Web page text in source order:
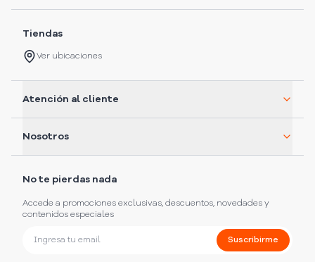
Tiendas
Ver ubicaciones
Atención al cliente
Nosotros
No te pierdas nada
Accede a promociones exclusivas, descuentos, novedades y
contenidos especiales
Suscribirme